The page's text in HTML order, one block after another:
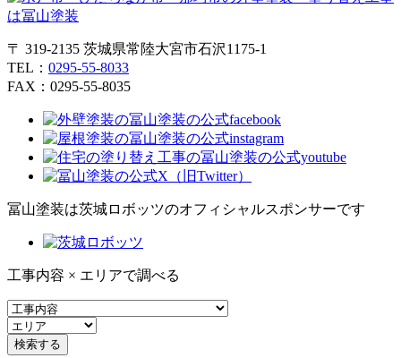
〒 319-2135 茨城県常陸大宮市石沢1175-1
TEL： 0295-55-8033
FAX：0295-55-8035
冨山塗装は茨城ロボッツのオフィシャルスポンサーです
工事内容 × エリアで調べる